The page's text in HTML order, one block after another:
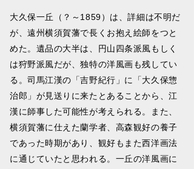
大久保一丘（？～1859）は、詳細は不明だ
が、遠州横須賀藩で長くお抱え絵師をつと
めた。遺品の大半は、円山四条派風もしく
は狩野派風だが、独特の洋風画も残してい
る。司馬江漢の「吉野紀行」に「大久保惣
治郎」が見送りに来たとあることから、江
漢に師事した可能性が考えられる。また、
横須賀藩に仕えた蘭学者、高森観好の養子
であった時期があり、観好もまた西洋画法
に通じていたと思われる。一丘の洋風画に